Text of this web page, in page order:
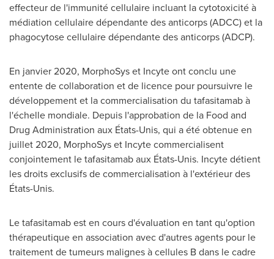
effecteur de l'immunité cellulaire incluant la cytotoxicité à
médiation cellulaire dépendante des anticorps (ADCC) et la
phagocytose cellulaire dépendante des anticorps (ADCP).
En janvier 2020, MorphoSys et Incyte ont conclu une
entente de collaboration et de licence pour poursuivre le
développement et la commercialisation du tafasitamab à
l'échelle mondiale. Depuis l'approbation de la Food and
Drug Administration aux États-Unis, qui a été obtenue en
juillet 2020, MorphoSys et Incyte commercialisent
conjointement le tafasitamab aux États-Unis. Incyte détient
les droits exclusifs de commercialisation à l'extérieur des
États-Unis.
Le tafasitamab est en cours d'évaluation en tant qu'option
thérapeutique en association avec d'autres agents pour le
traitement de tumeurs malignes à cellules B dans le cadre